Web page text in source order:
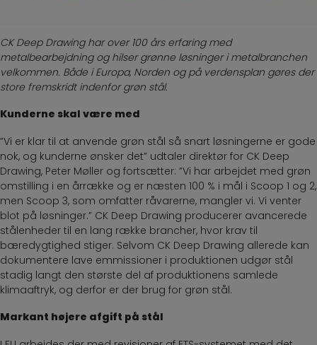
CK Deep Drawing har over 100 års erfaring med
metalbearbejdning og hilser grønne løsninger i metalbranchen
velkommen. Både i Europa, Norden og på verdensplan gøres der
store fremskridt indenfor grøn stål.
Kunderne skal være med
”Vi er klar til at anvende grøn stål så snart løsningerne er gode
nok, og kunderne ønsker det” udtaler direktør for CK Deep
Drawing, Peter Møller og fortsætter: ”Vi har arbejdet med grøn
omstilling i en årrække og er næsten 100 % i mål i Scoop 1 og 2,
men Scoop 3, som omfatter råvarerne, mangler vi. Vi venter
blot på løsninger.” CK Deep Drawing producerer avancerede
stålenheder til en lang række brancher, hvor krav til
bæredygtighed stiger. Selvom CK Deep Drawing allerede kan
dokumentere lave emmissioner i produktionen udgør stål
stadig langt den største del af produktionens samlede
klimaaftryk, og derfor er der brug for grøn stål.
Markant højere afgift på stål